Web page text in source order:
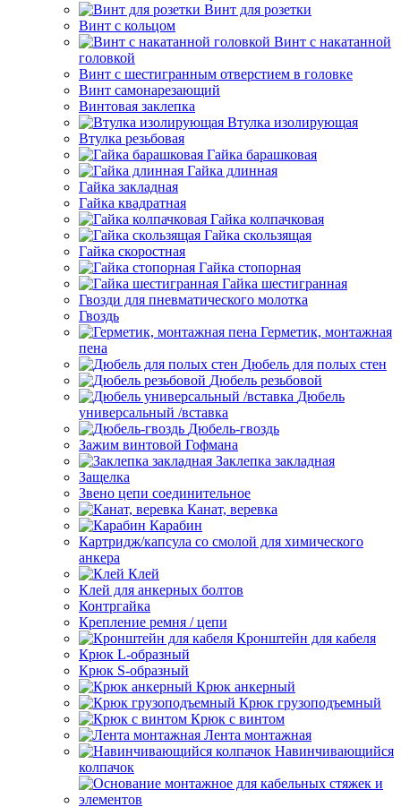
Винт для розетки
Винт с кольцом
Винт с накатанной
головкой
Винт с шестигранным отверстием в головке
Винт самонарезающий
Винтовая заклепка
Втулка изолирующая
Втулка резьбовая
Гайка барашковая
Гайка длинная
Гайка закладная
Гайка квадратная
Гайка колпачковая
Гайка скользящая
Гайка скоростная
Гайка стопорная
Гайка шестигранная
Гвозди для пневматического молотка
Гвоздь
Герметик, монтажная
пена
Дюбель для полых стен
Дюбель резьбовой
Дюбель
универсальный /вставка
Дюбель-гвоздь
Зажим винтовой Гофмана
Заклепка закладная
Защелка
Звено цепи соединительное
Канат, веревка
Карабин
Картридж/капсула со смолой для химического
анкера
Клей
Клей для анкерных болтов
Контргайка
Крепление ремня / цепи
Кронштейн для кабеля
Крюк L-образный
Крюк S-образный
Крюк анкерный
Крюк грузоподъемный
Крюк с винтом
Лента монтажная
Навинчивающийся
колпачок